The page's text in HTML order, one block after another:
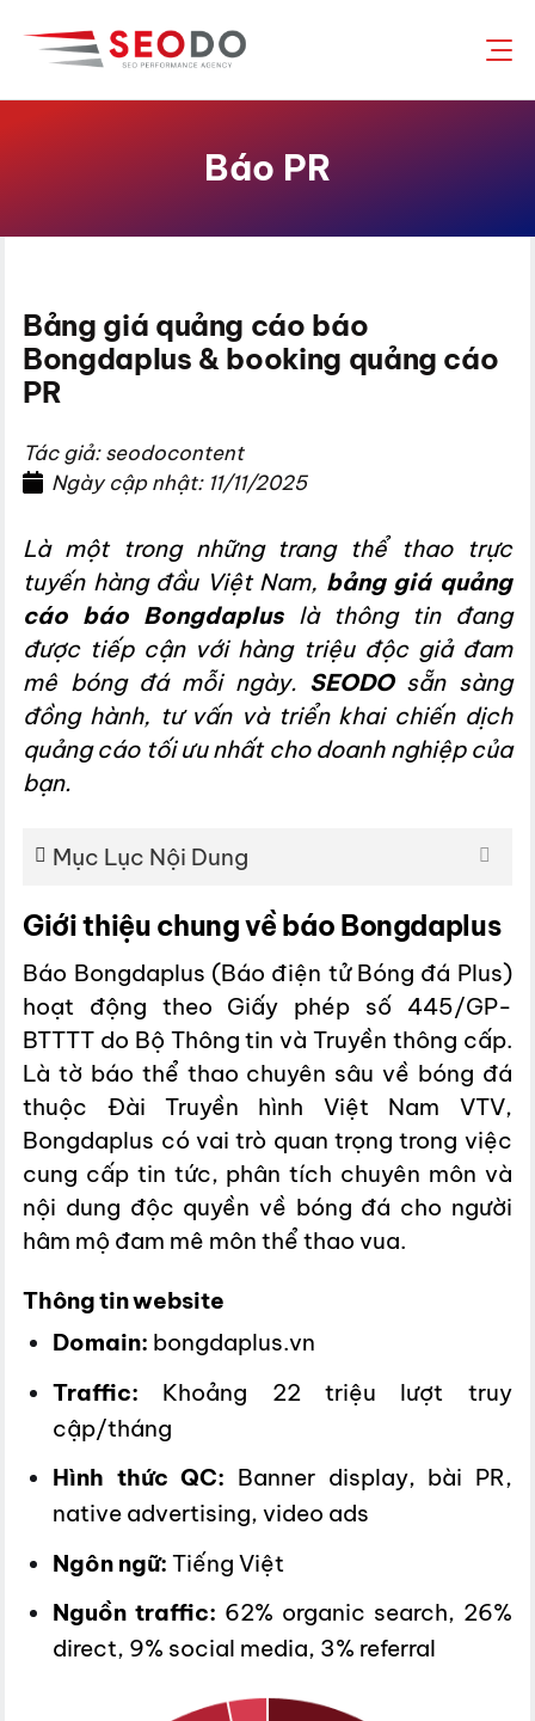
đến
Báo PR
Bảng giá quảng cáo báo
Bongdaplus & booking quảng cáo
PR
Tác giả: seodocontent
Ngày cập nhật: 11/11/2025
Là một trong những trang thể thao trực
tuyến hàng đầu Việt Nam, bảng giá quảng
cáo báo Bongdapluslà thông tin đang
được tiếp cận với hàng triệu độc giả đam
mê bóng đá mỗi ngày. SEODOsẵn sàng
đồng hành, tư vấn và triển khai chiến dịch
quảng cáo tối ưu nhất cho doanh nghiệp của
bạn.
Mục Lục Nội Dung
Giới thiệu chung về báo Bongdaplus
Báo Bongdaplus (Báo điện tử Bóng đá Plus)
hoạt động theo Giấy phép số 445/GP-
BTTTT do Bộ Thông tin và Truyền thông cấp.
Là tờ báo thể thao chuyên sâu về bóng đá
thuộc Đài Truyền hình Việt Nam VTV,
Bongdaplus có vai trò quan trọng trong việc
cung cấp tin tức, phân tích chuyên môn và
nội dung độc quyền về bóng đá cho người
hâm mộ đam mê môn thể thao vua.
Thông tin website
Domain: bongdaplus.vn
Traffic: Khoảng 22 triệu lượt truy
cập/tháng
Hình thức QC: Banner display, bài PR,
native advertising, video ads
Ngôn ngữ: Tiếng Việt
Nguồn traffic: 62% organic search, 26%
direct, 9% social media, 3% referral